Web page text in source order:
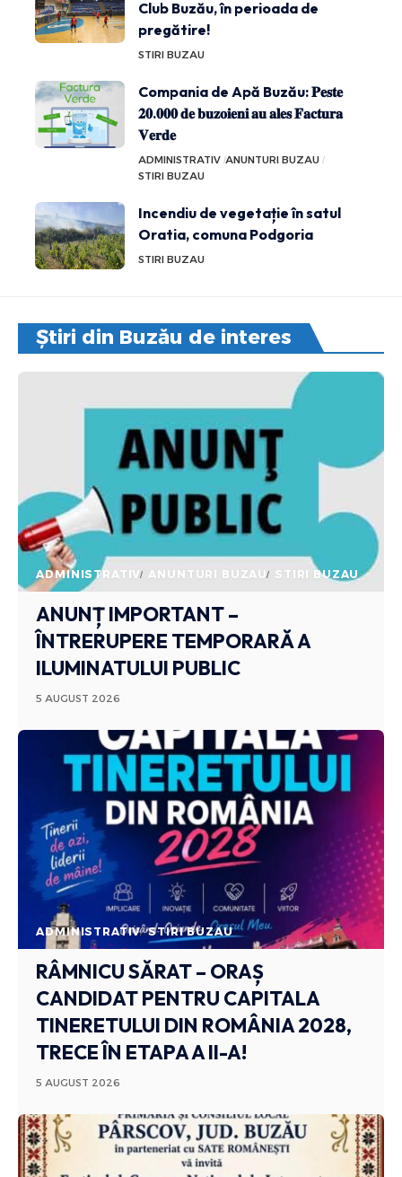
Club Buzău, în perioada de
pregătire!
STIRI BUZAU
Compania de Apă Buzău: 𝐏𝐞𝐬𝐭𝐞
𝟐𝟎.𝟎𝟎𝟎 𝐝𝐞 𝐛𝐮𝐳𝐨𝐢𝐞𝐧𝐢 𝐚𝐮 𝐚𝐥𝐞𝐬 𝐅𝐚𝐜𝐭𝐮𝐫𝐚
𝐕𝐞𝐫𝐝𝐞
ADMINISTRATIV ANUNTURI BUZAU
STIRI BUZAU
Incendiu de vegetație în satul
Oratia, comuna Podgoria
STIRI BUZAU
Știri din Buzău de interes
ADMINISTRATIV ANUNTURI BUZAU STIRI BUZAU
ANUNȚ IMPORTANT –
ÎNTRERUPERE TEMPORARĂ A
ILUMINATULUI PUBLIC
5 AUGUST 2026
ADMINISTRATIV STIRI BUZAU
RÂMNICU SĂRAT – ORAȘ
CANDIDAT PENTRU CAPITALA
TINERETULUI DIN ROMÂNIA 2028,
TRECE ÎN ETAPA A II-A!
5 AUGUST 2026